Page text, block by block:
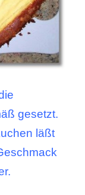
gesetzt.
läßt